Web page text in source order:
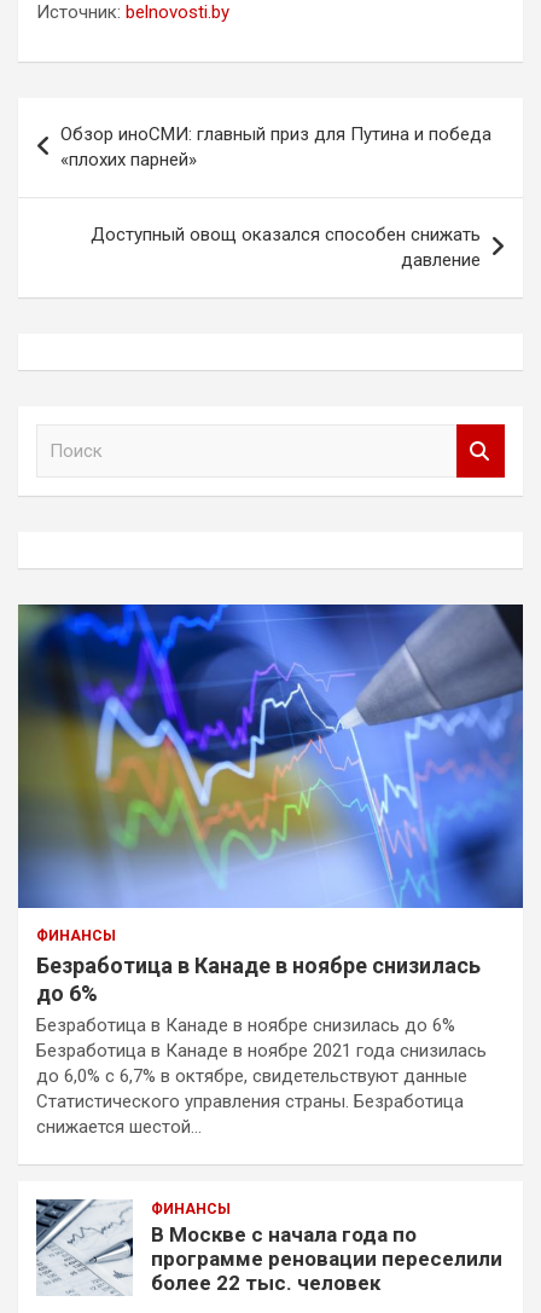
Источник: belnovosti.by
по
записям
Обзор иноСМИ: главный приз для Путина и победа
«плохих парней»
Доступный овощ оказался способен снижать
давление
ФИНАНСЫ
Безработица в Канаде в ноябре снизилась
до 6%
Безработица в Канаде в ноябре снизилась до 6%
Безработица в Канаде в ноябре 2021 года снизилась
до 6,0% с 6,7% в октябре, свидетельствуют данные
Статистического управления страны. Безработица
снижается шестой…
ФИНАНСЫ
В Москве с начала года по
программе реновации переселили
более 22 тыс. человек